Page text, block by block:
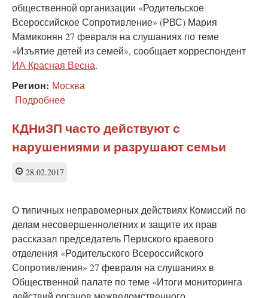
общественной организации «Родительское
Всероссийское Сопротивление» (РВС) Мария
Мамиконян 27 февраля на слушаниях по теме
«Изъятие детей из семей», сообщает корреспондент
ИА Красная Весна.
Регион: Москва
Подробнее
«дирижером»
ювенальной
юстиции
КДНиЗП часто действуют с
нарушениями и разрушают семьи
28.02.2017
О типичных неправомерных действиях Комиссий по
делам несовершеннолетних и защите их прав
рассказал председатель Пермского краевого
отделения «Родительского Всероссийского
Сопротивления» 27 февраля на слушаниях в
Общественной палате по теме «Итоги мониторинга